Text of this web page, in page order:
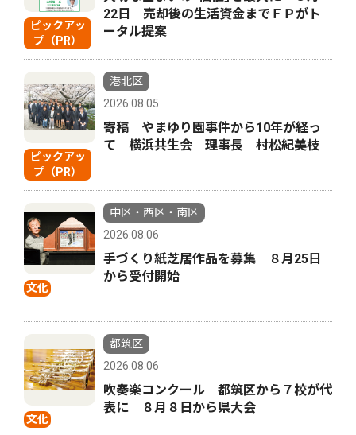
ピックアッ
プ（PR）
22日 売却後の生活資金までＦＰがト
ータル提案
ピックアッ
プ（PR）
港北区
2026.08.05
寄稿 やまゆり園事件から10年が経っ
て 横浜共生会 理事長 村松紀美枝
文化
中区・西区・南区
2026.08.06
手づくり紙芝居作品を募集 ８月25日
から受付開始
文化
都筑区
2026.08.06
吹奏楽コンクール 都筑区から７校が代
表に ８月８日から県大会